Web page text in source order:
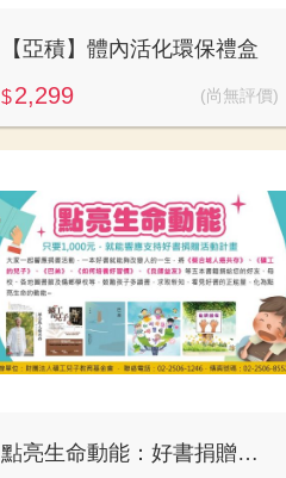
【亞積】體內活化環保禮盒
$2,299 (尚無評價)
點亮生命動能：好書捐贈活動計畫